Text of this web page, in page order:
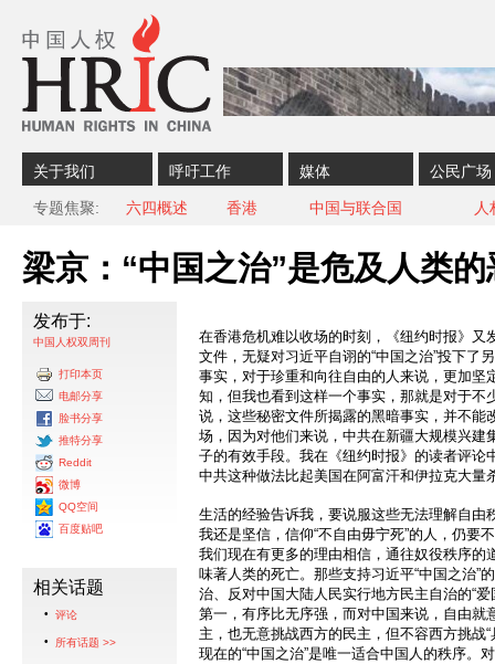
关于我们 呼吁工作 媒体 公民广场
专题焦聚 六四概述 香港 中国与联合国 人
梁京：“中国之治”是危及人类的
发布于:
中国人权双周刊
打印本页
电邮分享
脸书分享
推特分享
Reddit
微博
QQ空间
百度贴吧
相关话题
评论
所有话题 >>
在香港危机难以收场的时刻，《纽约时报》又
文件，无疑对习近平自诩的“中国之治”投下了
事实，对于珍重和向往自由的人来说，更加坚
知，但我也看到这样一个事实，那就是对于不
说，这些秘密文件所揭露的黑暗事实，并不能
场，因为对他们来说，中共在新疆大规模兴建
子的有效手段。我在《纽约时报》的读者评论
中共这种做法比起美国在阿富汗和伊拉克大量
生活的经验告诉我，要说服这些无法理解自由
我还是坚信，信仰“不自由毋宁死”的人，仍要
我们现在有更多的理由相信，通往奴役秩序的
味著人类的死亡。那些支持习近平“中国之治”
治、反对中国大陆人民实行地方民主自治的“
第一，有序比无序强，而对中国来说，自由就
主，也无意挑战西方的民主，但不容西方挑战
现在的“中国之治”是唯一适合中国人的秩序。